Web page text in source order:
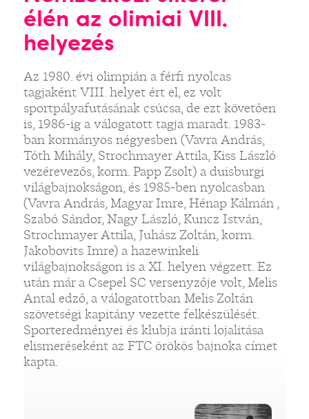
élén az olimiai VIII.
helyezés
Az 1980. évi olimpián a férfi nyolcas
tagjaként VIII. helyet ért el, ez volt
sportpályafutásának csúcsa, de ezt követően
is, 1986-ig a válogatott tagja maradt. 1983-
ban kormányos négyesben (Vavra András,
Tóth Mihály, Strochmayer Attila, Kiss László
vezérevezős, korm. Papp Zsolt) a duisburgi
világbajnokságon, és 1985-ben nyolcasban
(Vavra András, Magyar Imre, Hénap Kálmán ,
Szabó Sándor, Nagy László, Kuncz István,
Strochmayer Attila, Juhász Zoltán, korm.
Jakobovits Imre) a hazewinkeli
világbajnokságon is a XI. helyen végzett. Ez
után már a Csepel SC versenyzője volt, Melis
Antal edző, a válogatottban Melis Zoltán
szövetségi kapitány vezette felkészülését.
Sporteredményei és klubja iránti lojalitása
elismeréseként az FTC örökös bajnoka címet
kapta.